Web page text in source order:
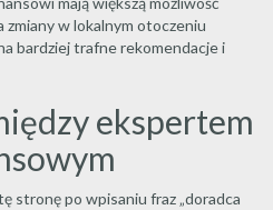
w lokalnym otoczeniu
bardziej trafne rekomendacje i
ekspertem
stronę po wpisaniu fraz „doradca